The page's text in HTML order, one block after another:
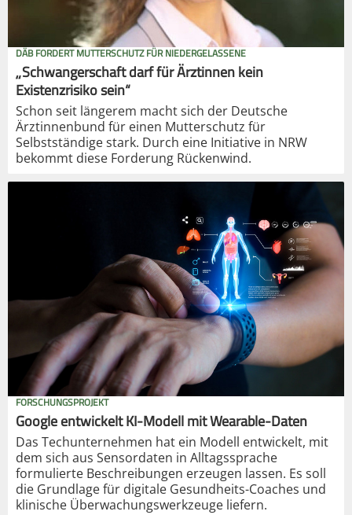
DÄB FORDERT MUTTERSCHUTZ FÜR NIEDERGELASSENE
„Schwangerschaft darf für Ärztinnen kein
Existenzrisiko sein“
Schon seit längerem macht sich der Deutsche
Ärztinnenbund für einen Mutterschutz für
Selbstständige stark. Durch eine Initiative in NRW
bekommt diese Forderung Rückenwind.
FORSCHUNGSPROJEKT
Google entwickelt KI-Modell mit Wearable-Daten
Das Techunternehmen hat ein Modell entwickelt, mit
dem sich aus Sensordaten in Alltagssprache
formulierte Beschreibungen erzeugen lassen. Es soll
die Grundlage für digitale Gesundheits-Coaches und
klinische Überwachungswerkzeuge liefern.